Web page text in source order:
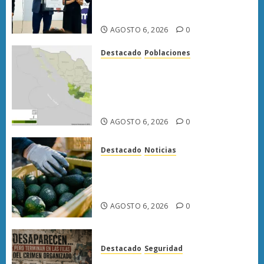
AGOSTO 6, 2026 0
Destacado Poblaciones
AGOSTO 6, 2026 0
Destacado Noticias
AGOSTO 6, 2026 0
Destacado Seguridad